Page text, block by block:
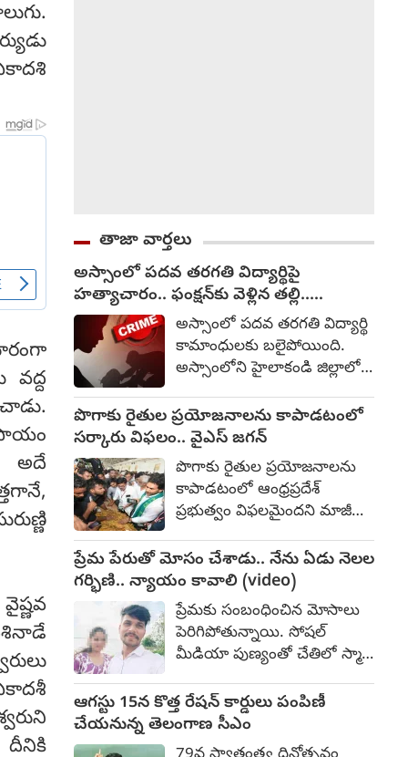
అదే
దీనికి
తాజా వార్తలు
అస్సాంలో పదవ తరగతి విద్యార్థిపై
హత్యాచారం.. ఫంక్షన్‌కు వెళ్లిన తల్లి..
మంచంపై విగతజీవిగా..?అస్సాంలో పదవ తరగతి విద్యార్థి
కామాంధులకు బలైపోయింది.
అస్సాంలోని హైలాకండి జిల్లాలో
ఏళ్ల బాలికపై సామూహిక
అత్యాచారం, హత్యకు
సంబంధించి ఒక మైనర్‌తో సహా
ముగ్గురిని అరెస్టు చేసినట్లు
పోలీసులు తెలిపారు. ఆగస్టు 1
రాత్రి, పొరుగింటిలో జరిగిన ఒక
కార్యక్రమానికి హాజరై ఇంటికి తిరిగి
వచ్చిన బాధితురాలి తల్లి, తన
కుమార్తె మంచంపై విగతజీవిగా
పడి ఉండటాన్ని గమనించడంతో
ఈ ఘటన వెలుగులోకి వచ్చింది.
పొగాకు రైతుల ప్రయోజనాలను కాపాడటంలో
సర్కారు విఫలం.. వైఎస్ జగన్
పొగాకు రైతుల ప్రయోజనాలను
కాపాడటంలో ఆంధ్రప్రదేశ్
ప్రభుత్వం విఫలమైందని మాజీ
పార్టీ అధ్యక్షుడు వైఎస్ జగన్
మోహన్ రెడ్డి బుధవారం
ఆరోపించారు. రైతుల పంటకు
గిట్టుబాటు ధరలు కల్పించేందుకు
తక్షణ చర్యలు చేపట్టాలని ఆయన
డిమాండ్ చేశారు. తూర్పు
గోదావరి జిల్లాలోని దేవరపల్లి
పొగాకు వేలం కేంద్రం వద్ద
రైతులతో మాట్లాడిన జగన్, వేలం
ప్రేమ పేరుతో మోసం చేశాడు.. నేను ఏడు నెలల
గర్భిణి.. న్యాయం కావాలి (video)
ప్రేమకు సంబంధించిన మోసాలు
పెరిగిపోతున్నాయి. సోషల్
మీడియా పుణ్యంతో చేతిలో స్మార్ట్
సులభంగా పరిచయాలు
ఏర్పడుతున్నాయి. ఈ
పరిచయాలు కాస్త ప్రేమగా, ఆపై
ఆగస్టు 15న కొత్త రేషన్ కార్డులు పంపిణీ
చేయనున్న తెలంగాణ సీఎం